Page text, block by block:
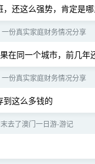
还这么强势，肯定是
一份真实家庭财务情况分享
在同一个城市，前几
一份真实家庭财务情况分享
到这么多钱的
去了澳门一日游-游记